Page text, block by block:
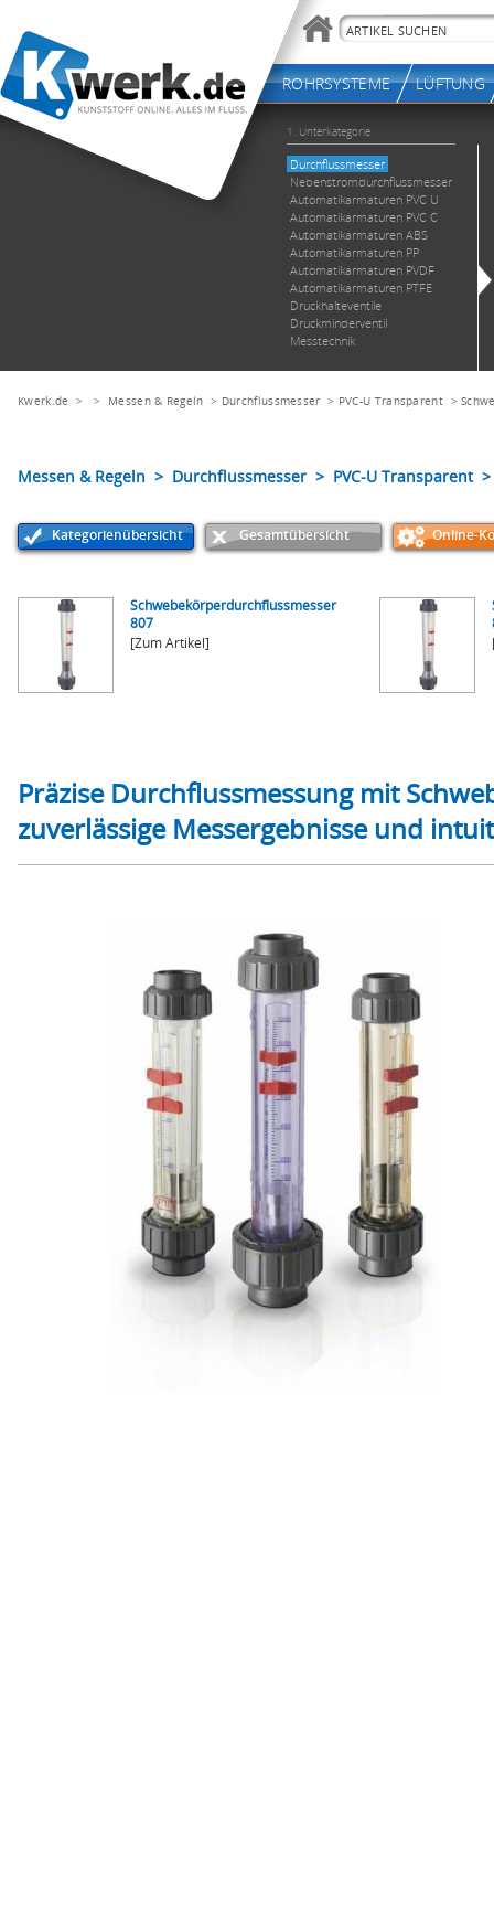
Kwerk.de > > Messen & Regeln > Durchflussmesser > PVC-U Transparent>
Messen & Regeln > Durchflussmesser > PVC-U Transparent
Kategorienübersicht Gesamtübersicht Online-
Schwebekörperdurchflussmesser
807
[Zum Artikel]
Präzise Durchflussmessung mit
zuverlässige Messergebnisse und